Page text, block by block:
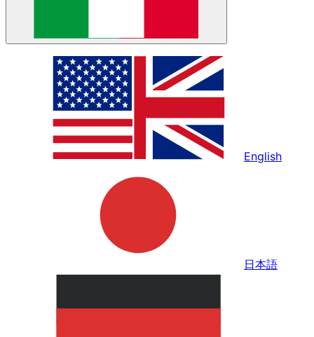
English
日本語